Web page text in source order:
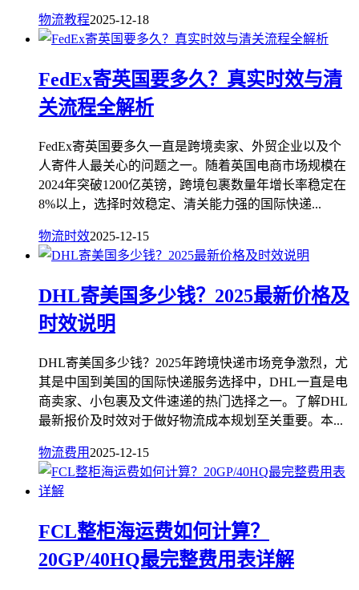
物流教程2025-12-18
FedEx寄英国要多久？真实时效与清
关流程全解析
FedEx寄英国要多久一直是跨境卖家、外贸企业以及个
人寄件人最关心的问题之一。随着英国电商市场规模在
2024年突破1200亿英镑，跨境包裹数量年增长率稳定在
8%以上，选择时效稳定、清关能力强的国际快递...
物流时效2025-12-15
DHL寄美国多少钱？2025最新价格及
时效说明
DHL寄美国多少钱？2025年跨境快递市场竞争激烈，尤
其是中国到美国的国际快递服务选择中，DHL一直是电
商卖家、小包裹及文件速递的热门选择之一。了解DHL
最新报价及时效对于做好物流成本规划至关重要。本...
物流费用 2025-12-15
FCL整柜海运费如何计算？
20GP/40HQ最完整费用表详解